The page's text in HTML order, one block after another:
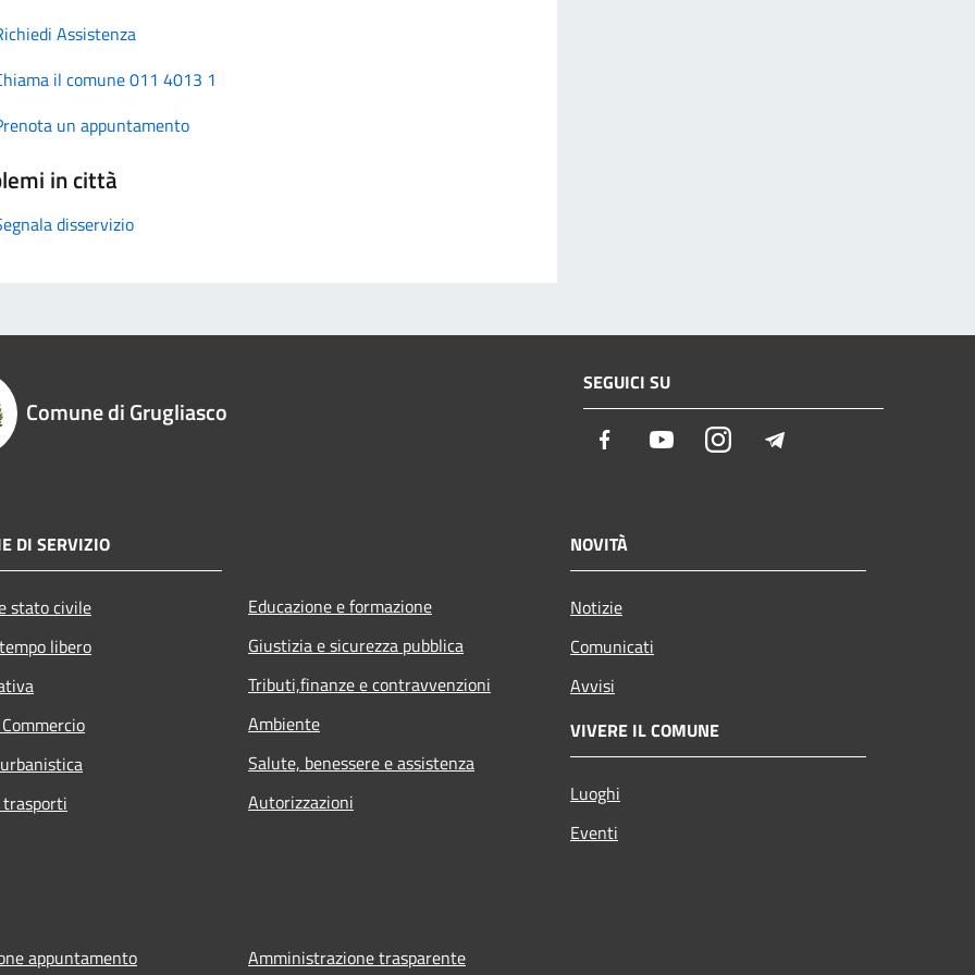
Assistenza
il comune 011 4013 1
un appuntamento
in città
disservizio
Comune di Grugliasco
SEGUICI SU
Facebook YoutubeInstagram
DI SERVIZIO
stato civile
libero
Educazione e formazione
Giustizia e sicurezza pubblica
Tributi,finanze e contravvenzioni
Ambiente
Salute, benessere e assistenza
Autorizzazioni
NOVITÀ
Notizie
Comunicati
Avvisi
VIVERE IL COMUNE
Luoghi
Eventi
appuntamento Amministrazione trasparente